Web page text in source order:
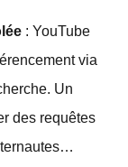
: YouTube
via
Un
des requêtes